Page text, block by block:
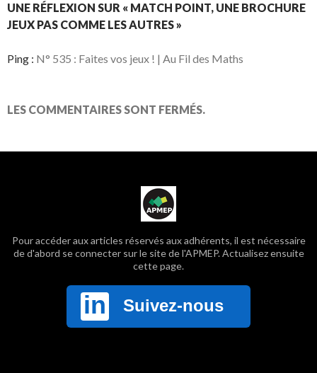
UNE RÉFLEXION SUR « MATCH POINT, UNE BROCHURE
JEUX PAS COMME LES AUTRES »
Ping : N° 535 : Faites vos jeux ! | Au Fil des Maths
LES COMMENTAIRES SONT FERMÉS.
Pour accéder aux articles réservés aux adhérents, il est nécessaire
de d'abord se connecter sur le site de l'APMEP. Actualisez ensuite
cette page.